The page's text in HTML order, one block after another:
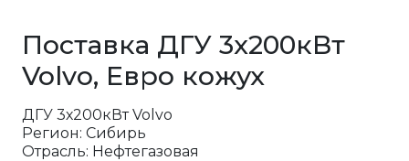
Поставка ДГУ 3х200кВт
Volvo, Евро кожух
ДГУ 3х200кВт Volvo
Регион: Сибирь
Отрасль: Нефтегазовая